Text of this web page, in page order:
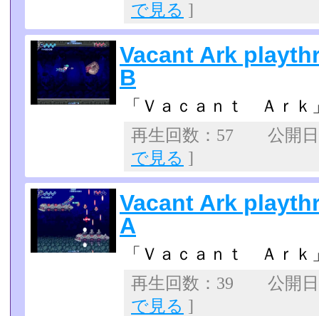
で見る ]
Vacant Ark
B
「Ｖａｃａｎｔ Ａｒｋ
再生回数：57 公開
で見る ]
Vacant Ark
A
「Ｖａｃａｎｔ Ａｒｋ
再生回数：39 公開
で見る ]